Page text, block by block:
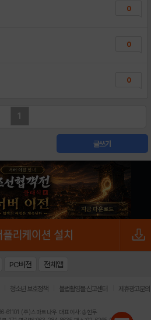
0
0
0
1
글쓰기
PC버전 전체앱
청소년 보호정책 불법촬영물 신고센터 제휴광고문의
61101 (주)스마트나우 대표이사:송현두